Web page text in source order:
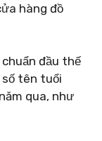
hàng đồ
đầu thế
tên tuổi
qua, như